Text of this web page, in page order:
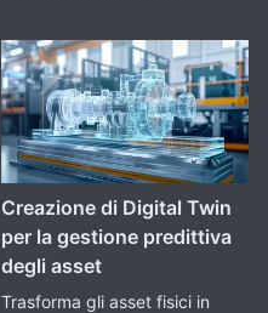
Creazione di Digital Twin
per la gestione predittiva
degli asset
Trasforma gli asset fisici in